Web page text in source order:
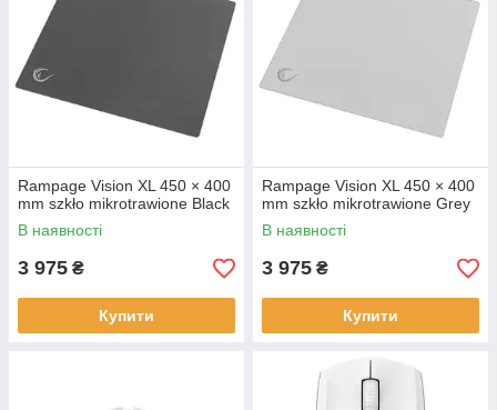
Rampage Vision XL 450 × 400
mm szkło mikrotrawione Black
В наявності
3 975 ₴
Купити
Rampage Vision XL 450 × 400
mm szkło mikrotrawione Grey
В наявності
3 975 ₴
Купити